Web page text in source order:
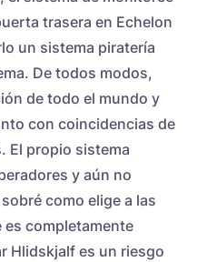
trasera en Echelon
un sistema piratería
De todos modos,
de todo el mundo y
con coincidencias de
El propio sistema
y aún no
como elige a las
completamente
Hlidskjalf es un riesgo